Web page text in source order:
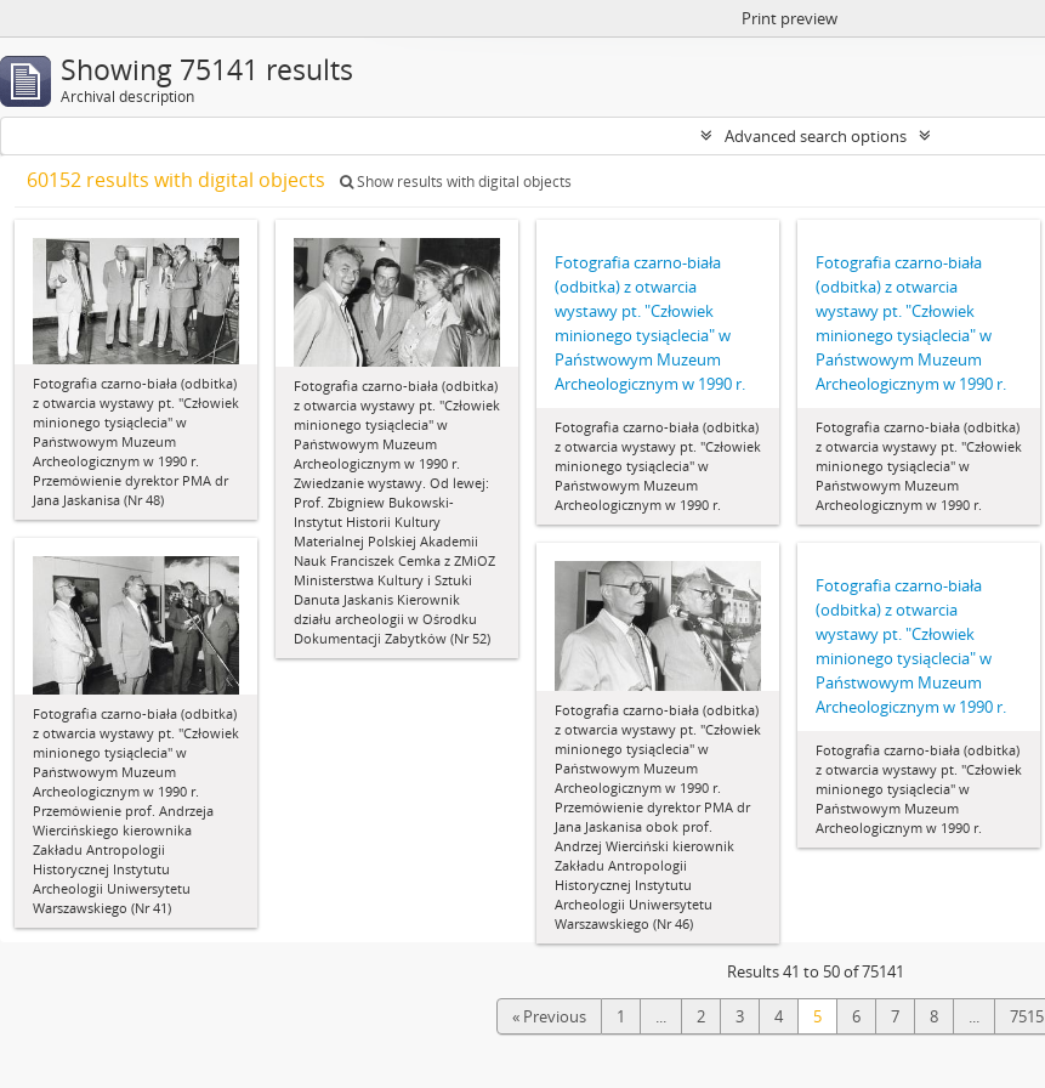
Print preview
Showing 75141 results
Archival description
Advanced search options
60152 results with digital objects Show results with digital objects
Fotografia czarno-biała (odbitka)
z otwarcia wystawy pt. "Człowiek
minionego tysiąclecia" w
Państwowym Muzeum
Archeologicznym w 1990 r.
Przemówienie dyrektor PMA dr
Jana Jaskanisa (Nr 48)
Fotografia czarno-biała (odbitka)
z otwarcia wystawy pt. "Człowiek
minionego tysiąclecia" w
Państwowym Muzeum
Archeologicznym w 1990 r.
Zwiedzanie wystawy. Od lewej:
Prof. Zbigniew Bukowski-
Instytut Historii Kultury
Materialnej Polskiej Akademii
Nauk Franciszek Cemka z ZMiOZ
Ministerstwa Kultury i Sztuki
Danuta Jaskanis Kierownik
działu archeologii w Ośrodku
Dokumentacji Zabytków (Nr 52)
Fotografia czarno-biała
(odbitka) z otwarcia
wystawy pt. "Człowiek
minionego tysiąclecia" w
Państwowym Muzeum
Archeologicznym w 1990 r.
Fotografia czarno-biała (odbitka)
z otwarcia wystawy pt. "Człowiek
minionego tysiąclecia" w
Państwowym Muzeum
Archeologicznym w 1990 r.
Fotografia czarno-biała
(odbitka) z otwarcia
wystawy pt. "Człowiek
minionego tysiąclecia" w
Państwowym Muzeum
Archeologicznym w 1990 r.
Fotografia czarno-biała (odbitka)
z otwarcia wystawy pt. "Człowiek
minionego tysiąclecia" w
Państwowym Muzeum
Archeologicznym w 1990 r.
Fotografia czarno-biała (odbitka)
z otwarcia wystawy pt. "Człowiek
minionego tysiąclecia" w
Państwowym Muzeum
Archeologicznym w 1990 r.
Przemówienie prof. Andrzeja
Wiercińskiego kierownika
Zakładu Antropologii
Historycznej Instytutu
Archeologii Uniwersytetu
Warszawskiego (Nr 41)
Fotografia czarno-biała (odbitka)
z otwarcia wystawy pt. "Człowiek
minionego tysiąclecia" w
Państwowym Muzeum
Archeologicznym w 1990 r.
Przemówienie dyrektor PMA dr
Jana Jaskanisa obok prof.
Andrzej Wierciński kierownik
Zakładu Antropologii
Historycznej Instytutu
Archeologii Uniwersytetu
Warszawskiego (Nr 46)
Fotografia czarno-biała
(odbitka) z otwarcia
wystawy pt. "Człowiek
minionego tysiąclecia" w
Państwowym Muzeum
Archeologicznym w 1990 r.
Fotografia czarno-biała (odbitka)
z otwarcia wystawy pt. "Człowiek
minionego tysiąclecia" w
Państwowym Muzeum
Archeologicznym w 1990 r.
Results 41 to 50 of 75141
« Previous 1 ... 2 3 4 5 6 7 8 ... 7515